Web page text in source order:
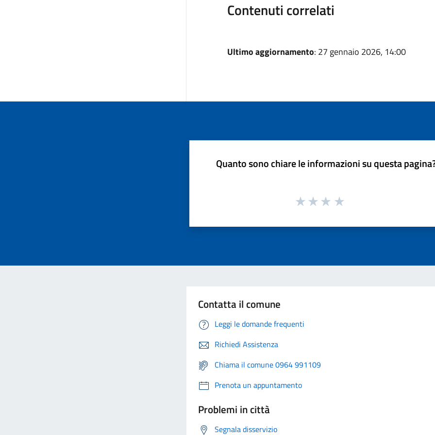
Contenuti correlati
Ultimo aggiornamento: 27 gennaio 2026, 14:00
Quanto sono chiare le informazioni su questa
Contatta il comune
Leggi le domande frequenti
Richiedi Assistenza
Chiama il comune 0964 991109
Prenota un appuntamento
Problemi in città
Segnala disservizio